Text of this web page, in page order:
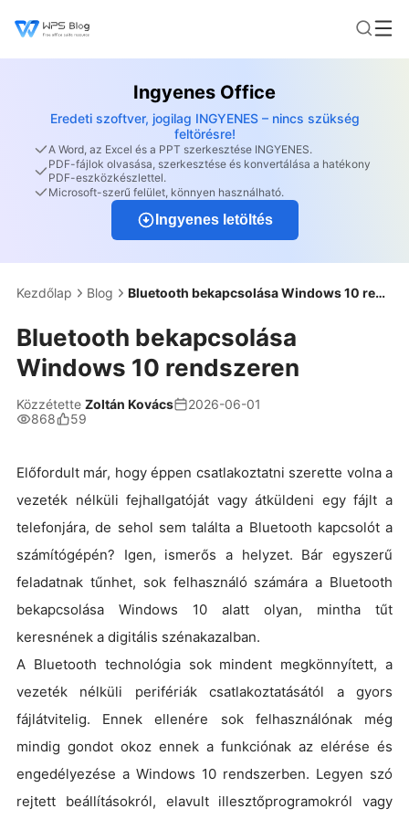
Ingyenes Office
Eredeti szoftver, jogilag INGYENES – nincs szükség
feltörésre!
A Word, az Excel és a PPT szerkesztése INGYENES.
PDF-fájlok olvasása, szerkesztése és konvertálása a hatékony
PDF-eszközkészlettel.
Microsoft-szerű felület, könnyen használható.
Ingyenes letöltés
Kezdőlap Blog Bluetooth bekapcsolása Windows 10 rendszeren
Bluetooth bekapcsolása
Windows 10 rendszeren
Közzétette Zoltán Kovács
2026-06-01
868
59
Előfordult már, hogy éppen csatlakoztatni szerette volna a
vezeték nélküli fejhallgatóját vagy átküldeni egy fájlt a
telefonjára, de sehol sem találta a Bluetooth kapcsolót a
számítógépén? Igen, ismerős a helyzet. Bár egyszerű
feladatnak tűnhet, sok felhasználó számára a Bluetooth
bekapcsolása Windows 10 alatt olyan, mintha tűt
keresnének a digitális szénakazalban.
A Bluetooth technológia sok mindent megkönnyített, a
vezeték nélküli perifériák csatlakoztatásától a gyors
fájlátvitelig. Ennek ellenére sok felhasználónak még
mindig gondot okoz ennek a funkciónak az elérése és
engedélyezése a Windows 10 rendszerben. Legyen szó
rejtett beállításokról, elavult illesztőprogramokról vagy